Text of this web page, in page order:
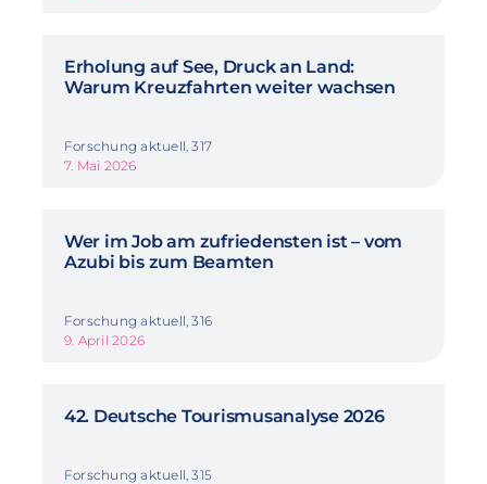
Erholung auf See, Druck an Land:
Warum Kreuzfahrten weiter wachsen
Forschung aktuell, 317
7. Mai 2026
Wer im Job am zufriedensten ist – vom
Azubi bis zum Beamten
Forschung aktuell, 316
9. April 2026
42. Deutsche Tourismusanalyse 2026
Forschung aktuell, 315